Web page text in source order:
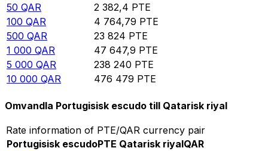
50 QAR 2 382,4 PTE
100 QAR 4 764,79 PTE
500 QAR 23 824 PTE
1 000 QAR 47 647,9 PTE
5 000 QAR 238 240 PTE
10 000 QAR 476 479 PTE
Omvandla Portugisisk escudo till Qatarisk riyal
Rate information of PTE/QAR currency pair
Portugisisk escudoPTE Qatarisk riyalQAR